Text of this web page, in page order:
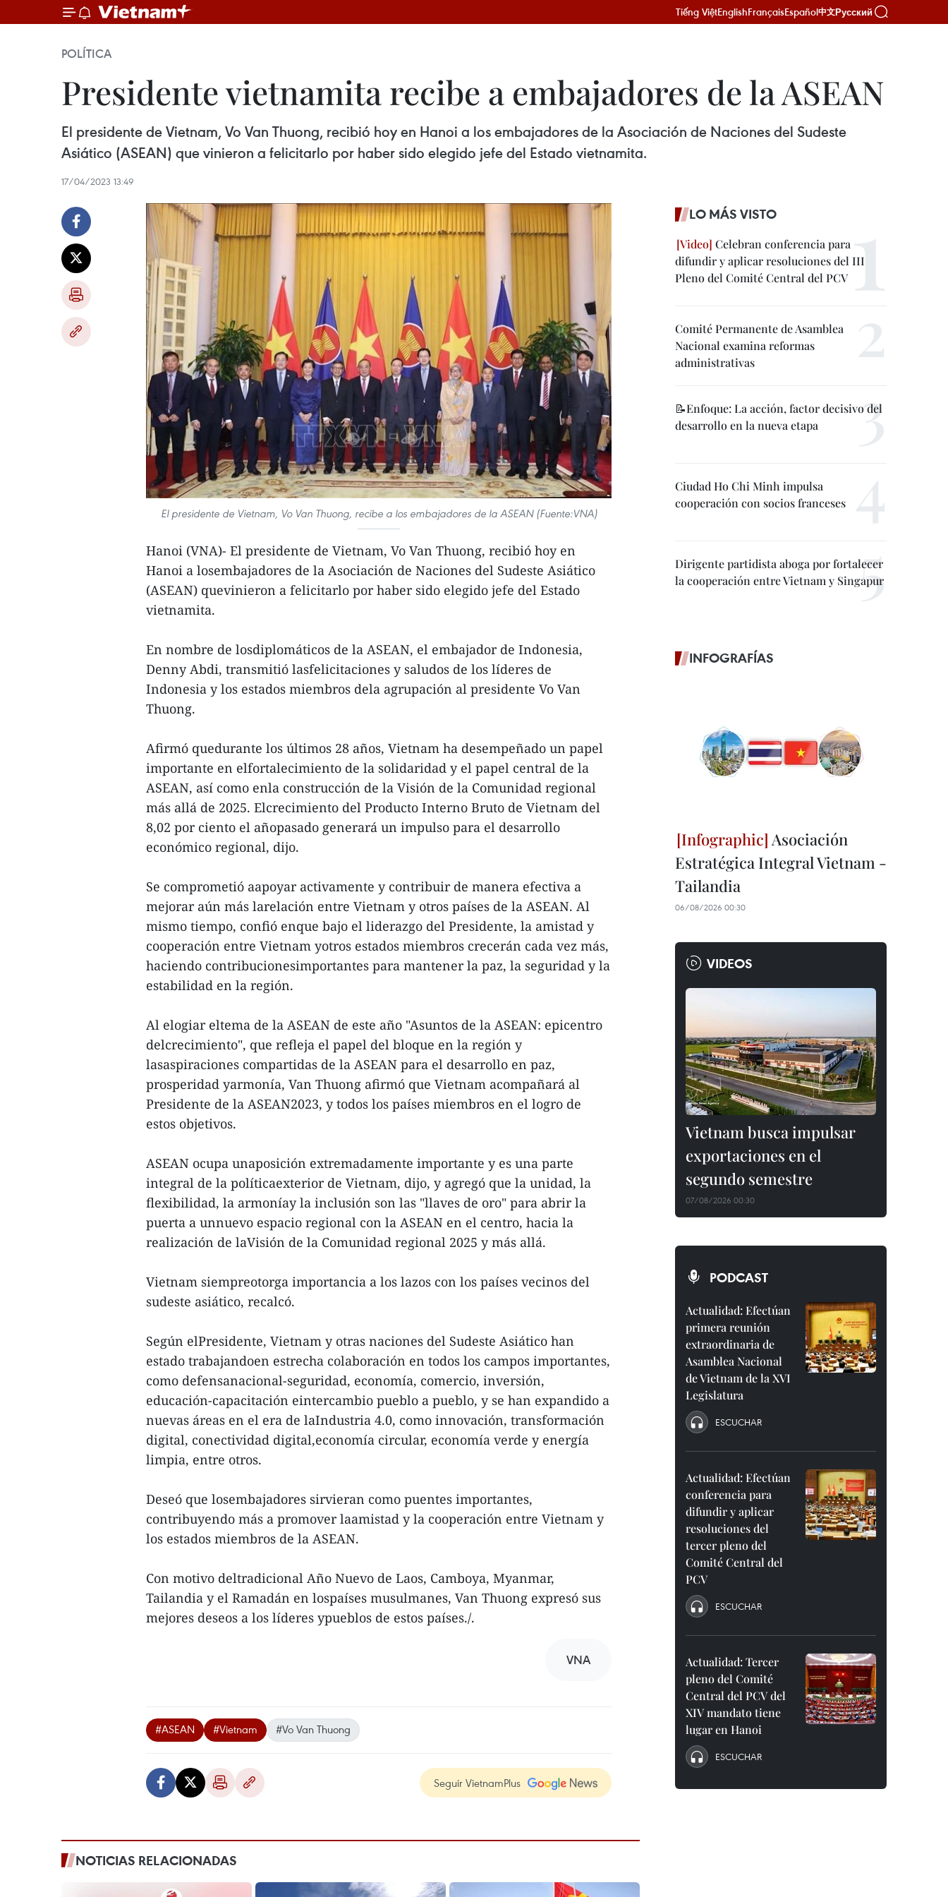
Tiếng ViệtEnglishFrançaisEspañol中文Русский
POLÍTICA
Presidente vietnamita recibe a embajadores de la ASEAN
El presidente de Vietnam, Vo Van Thuong, recibió hoy en Hanoi a los embajadores de la Asociación de Naciones del Sudeste
Asiático (ASEAN) que vinieron a felicitarlo por haber sido elegido jefe del Estado vietnamita.
17/04/2023 13:49
El presidente de Vietnam, Vo Van Thuong, recibe a los embajadores de la ASEAN (Fuente:VNA)
Hanoi (VNA)- El presidente de Vietnam, Vo Van Thuong, recibió hoy en
Hanoi a losembajadores de la Asociación de Naciones del Sudeste Asiático
(ASEAN) quevinieron a felicitarlo por haber sido elegido jefe del Estado
vietnamita.
En nombre de losdiplomáticos de la ASEAN, el embajador de Indonesia,
Denny Abdi, transmitió lasfelicitaciones y saludos de los líderes de
Indonesia y los estados miembros dela agrupación al presidente Vo Van
Thuong.
Afirmó quedurante los últimos 28 años, Vietnam ha desempeñado un papel
importante en elfortalecimiento de la solidaridad y el papel central de la
ASEAN, así como enla construcción de la Visión de la Comunidad regional
más allá de 2025. Elcrecimiento del Producto Interno Bruto de Vietnam del
8,02 por ciento el añopasado generará un impulso para el desarrollo
económico regional, dijo.
Se comprometió aapoyar activamente y contribuir de manera efectiva a
mejorar aún más larelación entre Vietnam y otros países de la ASEAN. Al
mismo tiempo, confió enque bajo el liderazgo del Presidente, la amistad y
cooperación entre Vietnam yotros estados miembros crecerán cada vez más,
haciendo contribucionesimportantes para mantener la paz, la seguridad y la
estabilidad en la región.
Al elogiar eltema de la ASEAN de este año "Asuntos de la ASEAN: epicentro
delcrecimiento", que refleja el papel del bloque en la región y
lasaspiraciones compartidas de la ASEAN para el desarrollo en paz,
prosperidad yarmonía, Van Thuong afirmó que Vietnam acompañará al
Presidente de la ASEAN2023, y todos los países miembros en el logro de
estos objetivos.
ASEAN ocupa unaposición extremadamente importante y es una parte
integral de la políticaexterior de Vietnam, dijo, y agregó que la unidad, la
flexibilidad, la armoníay la inclusión son las "llaves de oro" para abrir la
puerta a unnuevo espacio regional con la ASEAN en el centro, hacia la
realización de laVisión de la Comunidad regional 2025 y más allá.
Vietnam siempreotorga importancia a los lazos con los países vecinos del
sudeste asiático, recalcó.
Según elPresidente, Vietnam y otras naciones del Sudeste Asiático han
estado trabajandoen estrecha colaboración en todos los campos importantes,
como defensanacional-seguridad, economía, comercio, inversión,
educación-capacitación eintercambio pueblo a pueblo, y se han expandido a
nuevas áreas en el era de laIndustria 4.0, como innovación, transformación
digital, conectividad digital,economía circular, economía verde y energía
limpia, entre otros.
Deseó que losembajadores sirvieran como puentes importantes,
contribuyendo más a promover laamistad y la cooperación entre Vietnam y
los estados miembros de la ASEAN.
Con motivo deltradicional Año Nuevo de Laos, Camboya, Myanmar,
Tailandia y el Ramadán en lospaíses musulmanes, Van Thuong expresó sus
mejores deseos a los líderes ypueblos de estos países./.
VNA
#ASEAN #Vietnam #Vo Van Thuong
Seguir VietnamPlus
NOTICIAS RELACIONADAS
LO MÁS VISTO
Celebran conferencia para
difundir y aplicar resoluciones del III
Pleno del Comité Central del PCV
Comité Permanente de Asamblea
Nacional examina reformas
administrativas
📝Enfoque: La acción, factor decisivo del
desarrollo en la nueva etapa
Ciudad Ho Chi Minh impulsa
cooperación con socios franceses
Dirigente partidista aboga por fortalecer
la cooperación entre Vietnam y Singapur
INFOGRAFÍAS
Asociación
Estratégica Integral Vietnam -
Tailandia
06/08/2026 00:30
VIDEOS
Vietnam busca impulsar
exportaciones en el
segundo semestre
07/08/2026 00:30
PODCAST
Actualidad: Efectúan
primera reunión
extraordinaria de
Asamblea Nacional
de Vietnam de la XVI
Legislatura
ESCUCHAR
Actualidad: Efectúan
conferencia para
difundir y aplicar
resoluciones del
tercer pleno del
Comité Central del
PCV
ESCUCHAR
Actualidad: Tercer
pleno del Comité
Central del PCV del
XIV mandato tiene
lugar en Hanoi
ESCUCHAR